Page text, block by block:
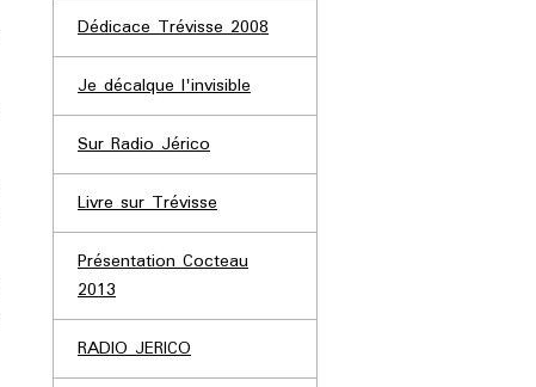
Dédicace Trévisse 2008
Je décalque l'invisible
Sur Radio Jérico
Livre sur Trévisse
Présentation Cocteau
2013
RADIO JERICO